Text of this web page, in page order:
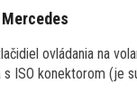
ovládania na
ISO konektorom (je